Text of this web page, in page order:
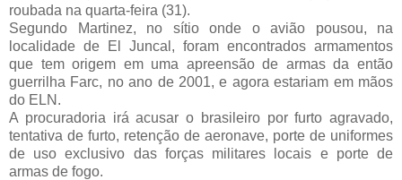
roubada na quarta-feira (31).
Segundo Martinez, no sítio onde o avião pousou, na
localidade de El Juncal, foram encontrados armamentos
que tem origem em uma apreensão de armas da então
guerrilha Farc, no ano de 2001, e agora estariam em mãos
do ELN.
A procuradoria irá acusar o brasileiro por furto agravado,
tentativa de furto, retenção de aeronave, porte de uniformes
de uso exclusivo das forças militares locais e porte de
armas de fogo.